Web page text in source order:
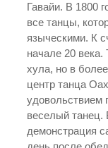
Гавайи. В 1800
все танцы,
языческими. К
начале 20 века.
хула, но в
центр танца
удовольствием
веселый танец.
демонстрация